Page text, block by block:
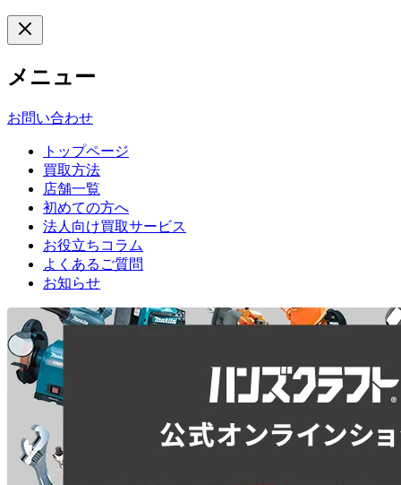
メニュー
お問い合わせ
トップページ
買取方法
店舗一覧
初めての方へ
法人向け買取サービス
お役立ちコラム
よくあるご質問
お知らせ